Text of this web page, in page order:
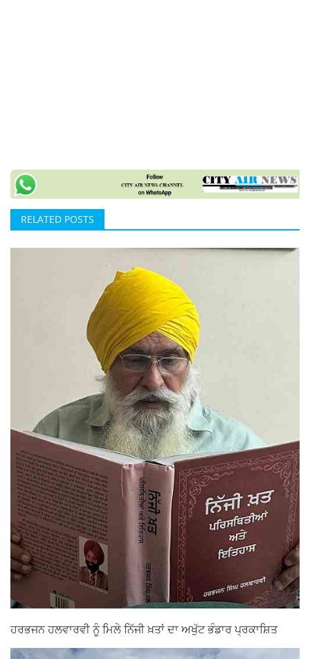
RELATED POSTS
ਹਰਭਜਨ ਹਲਵਾਰਵੀ ਨੂੰ ਮਿਲੇ ਨਿੱਜੀ ਖ਼ਤਾਂ ਦਾ ਅਖੁੱਟ ਭੰਡਾਰ ਪ੍ਰਕਾਸ਼ਿਤ